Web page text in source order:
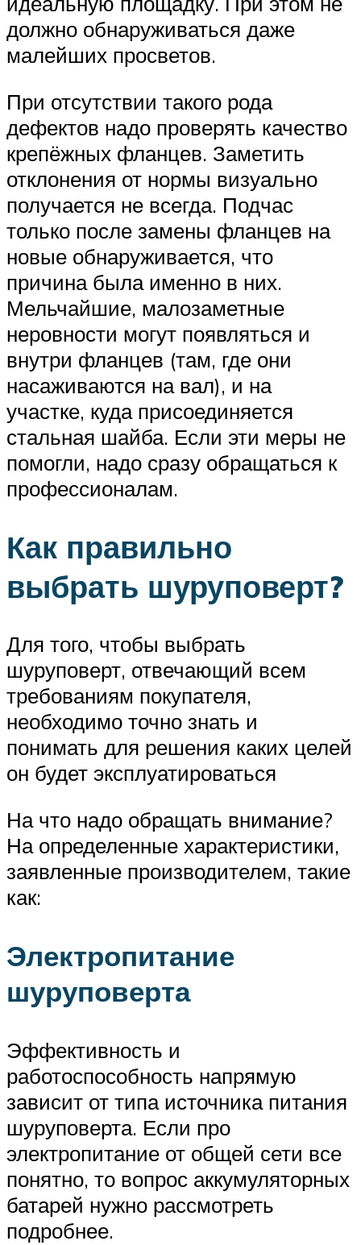
должно обнаруживаться даже
малейших просветов.
При отсутствии такого рода
дефектов надо проверять качество
крепёжных фланцев. Заметить
отклонения от нормы визуально
получается не всегда. Подчас
только после замены фланцев на
новые обнаруживается, что
причина была именно в них.
Мельчайшие, малозаметные
неровности могут появляться и
внутри фланцев (там, где они
насаживаются на вал), и на
участке, куда присоединяется
стальная шайба. Если эти меры не
помогли, надо сразу обращаться к
профессионалам.
Как правильно
выбрать шуруповерт?
Для того, чтобы выбрать
шуруповерт, отвечающий всем
требованиям покупателя,
необходимо точно знать и
понимать для решения каких целей
он будет эксплуатироваться
На что надо обращать внимание?
На определенные характеристики,
заявленные производителем, такие
как:
Электропитание
шуруповерта
Эффективность и
работоспособность напрямую
зависит от типа источника питания
шуруповерта. Если про
электропитание от общей сети все
понятно, то вопрос аккумуляторных
батарей нужно рассмотреть
подробнее.